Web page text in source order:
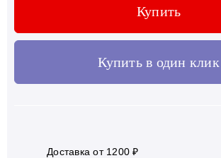
Купить
Купить в один клик
Доставка от 1200 ₽